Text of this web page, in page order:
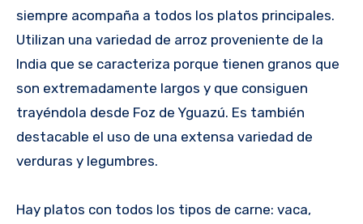
siempre acompaña a todos los platos principales.
Utilizan una variedad de arroz proveniente de la
India que se caracteriza porque tienen granos que
son extremadamente largos y que consiguen
trayéndola desde Foz de Yguazú. Es también
destacable el uso de una extensa variedad de
verduras y legumbres.
Hay platos con todos los tipos de carne: vaca,